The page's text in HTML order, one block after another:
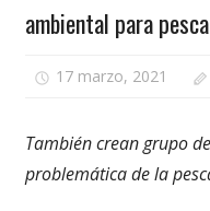
ambiental para
17 marzo, 2021
También crean grupo
problemática de la